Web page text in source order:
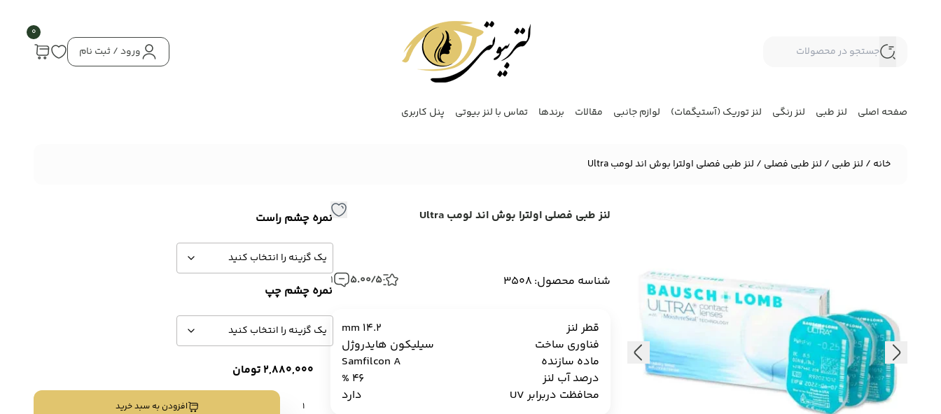
ورود / ثبت نام
0
صفحه اصلی لنز طبی لنز رنگی لنز توریک (آستیگمات) لوازم جانبی مقالات برندها تماس با لنز بیوتی پنل کاربری
خانه / لنز طبی / لنز طبی فصلی / لنز طبی فصلی اولترا بوش اند لومب Ultra
لنز طبی فصلی اولترا بوش اند لومب Ultra
شناسه محصول: 3508 5.00/5
1
قطر لنز
14.2 mm
فناوری ساخت
سیلیکون هایدروژل
ماده سازنده
Samfilcon A
درصد آب لنز
46 %
محافظت دربرابر UV
دارد
نمره چشم راست
نمره چشم چپ
2,880,000تومان
افزودن به سبد خرید